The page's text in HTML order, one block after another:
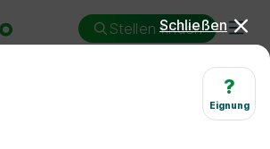
Stellen finden
Verkäufer/in
Schließen
?
Eignung